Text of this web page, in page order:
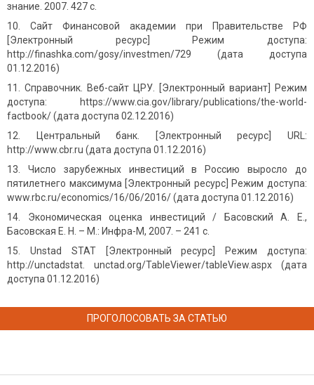
знание. 2007. 427 с.
Сайт Финансовой академии при Правительстве РФ
[Электронный ресурс] Режим доступа:
http://finashka.com/gosy/investmen/729 (дата доступа
01.12.2016)
Справочник. Веб-сайт ЦРУ. [Электронный вариант] Режим
доступа: https://www.cia.gov/library/publications/the-world-
factbook/ (дата доступа 02.12.2016)
Центральный банк. [Электронный ресурс] URL:
http://www.cbr.ru (дата доступа 01.12.2016)
Число зарубежных инвестиций в Россию выросло до
пятилетнего максимума [Электронный ресурс] Режим доступа:
www.rbc.ru/economics/16/06/2016/ (дата доступа 01.12.2016)
Экономическая оценка инвестиций / Басовский А. Е.,
Басовская Е. Н. – М.: Инфра-М, 2007. – 241 с.
Unstad STAT [Электронный ресурс] Режим доступа:
http://unctadstat. unctad.org/TableViewer/tableView.aspx (дата
доступа 01.12.2016)
ПРОГОЛОСОВАТЬ ЗА СТАТЬЮ